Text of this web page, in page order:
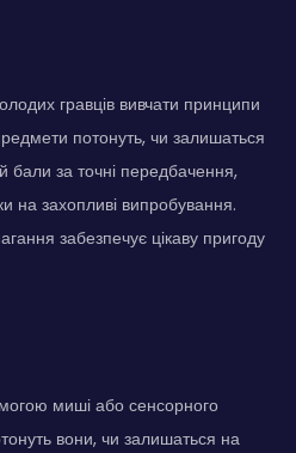
гравців вивчати принципи
потонуть, чи залишаться
бали за точні передбачення,
на захопливі випробування.
забезпечує цікаву пригоду
миші або сенсорного
вони, чи залишаться на